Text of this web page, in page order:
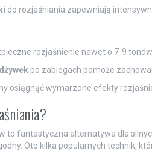
do rozjaśniania zapewniają
rozjaśnienie nawet o 7-9 tonów.
po zabiegach pomoże
osiągnąć wymarzone efekty
to fantastyczna alternatywa dla
Oto kilka popularnych technik,